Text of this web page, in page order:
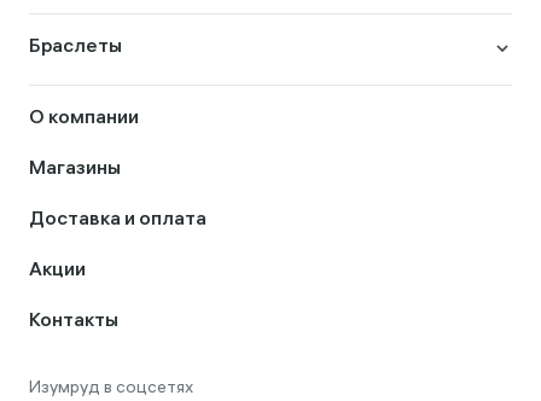
Браслеты
О компании
Магазины
Доставка и оплата
Акции
Контакты